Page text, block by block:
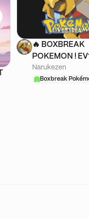
🔥 BOXBREAK
POKEMON !
ME5, EB9/10/
🔥
Narukezen
Boxbreak